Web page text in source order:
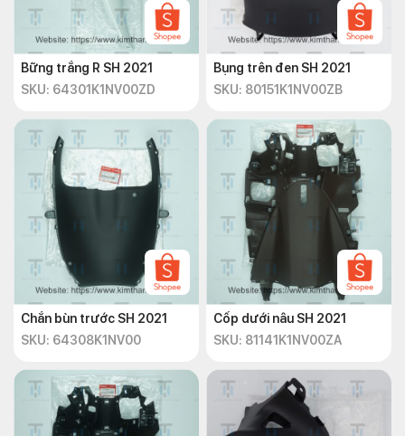
Bững trắng R SH 2021
SKU: 64301K1NV00ZD
Bụng trên đen SH 2021
SKU: 80151K1NV00ZB
Chắn bùn trước SH 2021
SKU: 64308K1NV00
Cốp dưới nâu SH 2021
SKU: 81141K1NV00ZA